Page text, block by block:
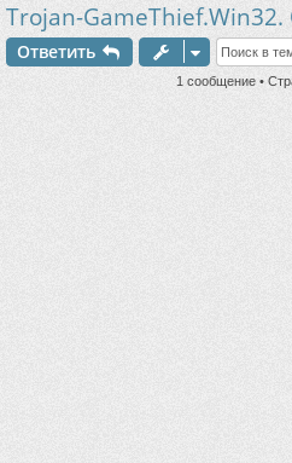
и
Trojan-GameThief.Win32.
Ответить
1 сообщение •